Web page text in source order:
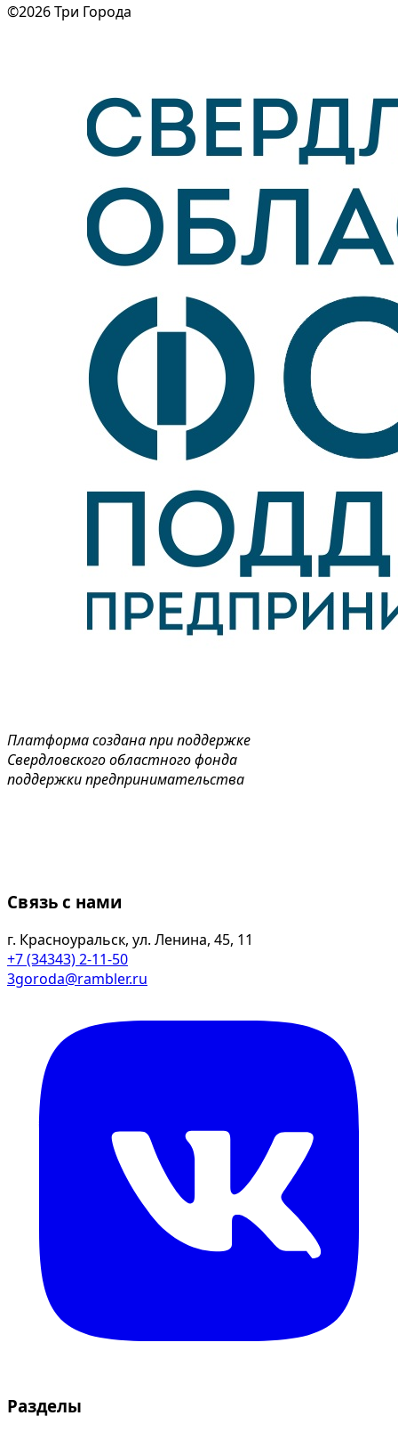
©2026 Три Города
Платформа создана при поддержке
Свердловского областного фонда
поддержки предпринимательства
Связь с нами
г. Красноуральск, ул. Ленина, 45, 11
+7 (34343) 2-11-50
3goroda@rambler.ru
Разделы